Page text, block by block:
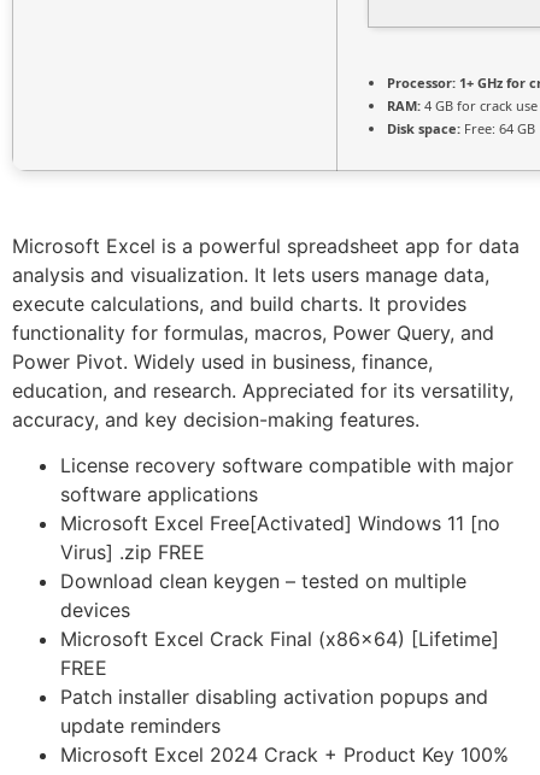
Processor: 1+ GHz for
RAM: 4 GB for crack use
Disk space: Free: 64 GB
Microsoft Excel is a powerful spreadsheet app for data
analysis and visualization. It lets users manage data,
execute calculations, and build charts. It provides
functionality for formulas, macros, Power Query, and
Power Pivot. Widely used in business, finance,
education, and research. Appreciated for its versatility,
accuracy, and key decision-making features.
License recovery software compatible with major
software applications
Microsoft Excel Free[Activated] Windows 11 [no
Virus] .zip FREE
Download clean keygen – tested on multiple
devices
Microsoft Excel Crack Final (x86x64) [Lifetime]
FREE
Patch installer disabling activation popups and
update reminders
Microsoft Excel 2024 Crack + Product Key 100%